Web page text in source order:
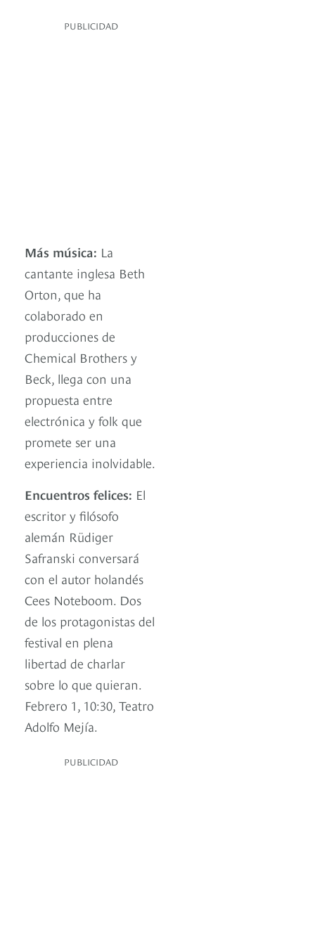
PUBLICIDAD
Más música: La
cantante inglesa Beth
Orton, que ha
colaborado en
producciones de
Chemical Brothers y
Beck, llega con una
propuesta entre
electrónica y folk que
promete ser una
experiencia inolvidable.
Encuentros felices: El
escritor y filósofo
alemán Rüdiger
Safranski conversará
con el autor holandés
Cees Noteboom. Dos
de los protagonistas del
festival en plena
libertad de charlar
sobre lo que quieran.
Febrero 1, 10:30, Teatro
Adolfo Mejía.
PUBLICIDAD